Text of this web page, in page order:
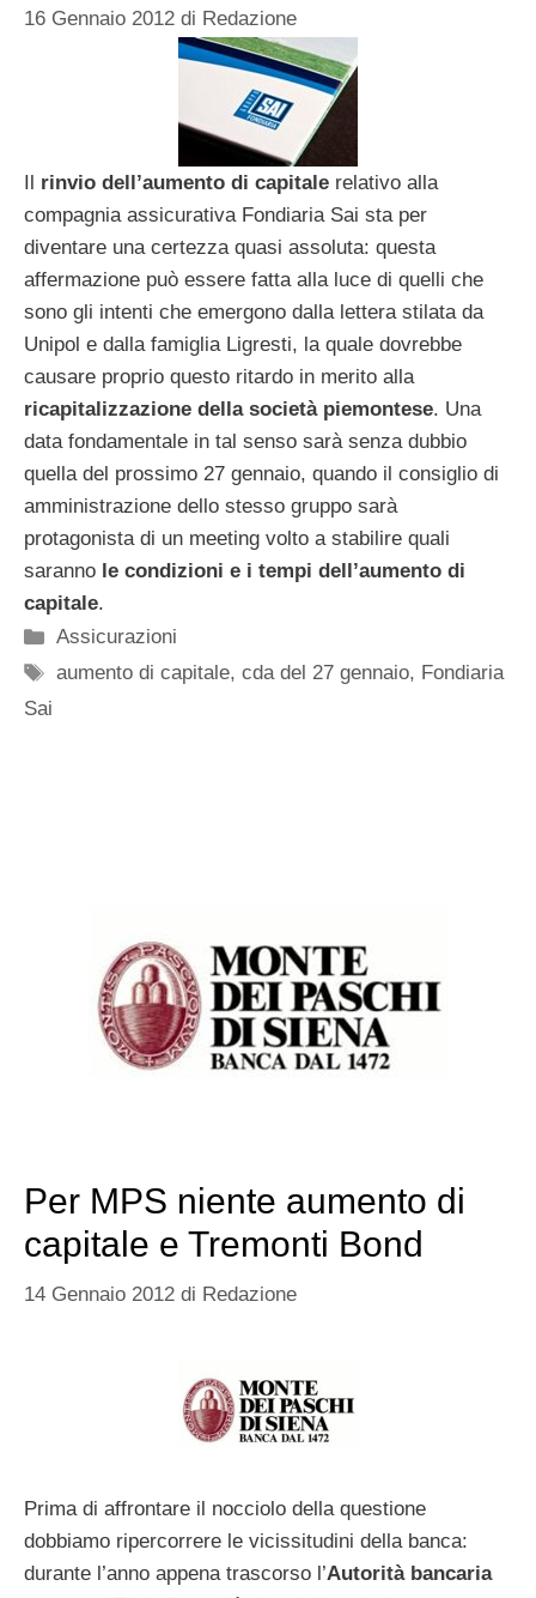
16 Gennaio 2012 di Redazione
rinvio dell’aumento di capitale relativo alla
compagnia assicurativa Fondiaria Sai sta per
diventare una certezza quasi assoluta: questa
affermazione può essere fatta alla luce di quelli che
sono gli intenti che emergono dalla lettera stilata da
Unipol e dalla famiglia Ligresti, la quale dovrebbe
causare proprio questo ritardo in merito alla
ricapitalizzazione della società piemontese. Una
data fondamentale in tal senso sarà senza dubbio
quella del prossimo 27 gennaio, quando il consiglio di
amministrazione dello stesso gruppo sarà
protagonista di un meeting volto a stabilire quali
saranno le condizioni e i tempi dell’aumento di
capitale.
Categorie
Assicurazioni
Tag
aumento di capitale,cda del 27 gennaio, Fondiaria
Sai
Per MPS niente aumento di
capitale e Tremonti Bond
14 Gennaio 2012 di Redazione
Prima di affrontare il nocciolo della questione
dobbiamo ripercorrere le vicissitudini della banca:
durante l’anno appena trascorso l’Autorità bancaria